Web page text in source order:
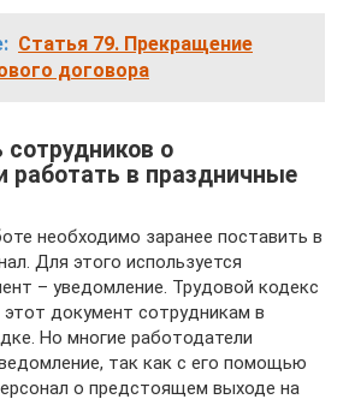
Статья 79. Прекращение
договора
сотрудников о
работать в праздничные
необходимо заранее поставить в
Для этого используется
– уведомление. Трудовой кодекс
этот документ сотрудникам в
Но многие работодатели
так как с его помощью
о предстоящем выходе на